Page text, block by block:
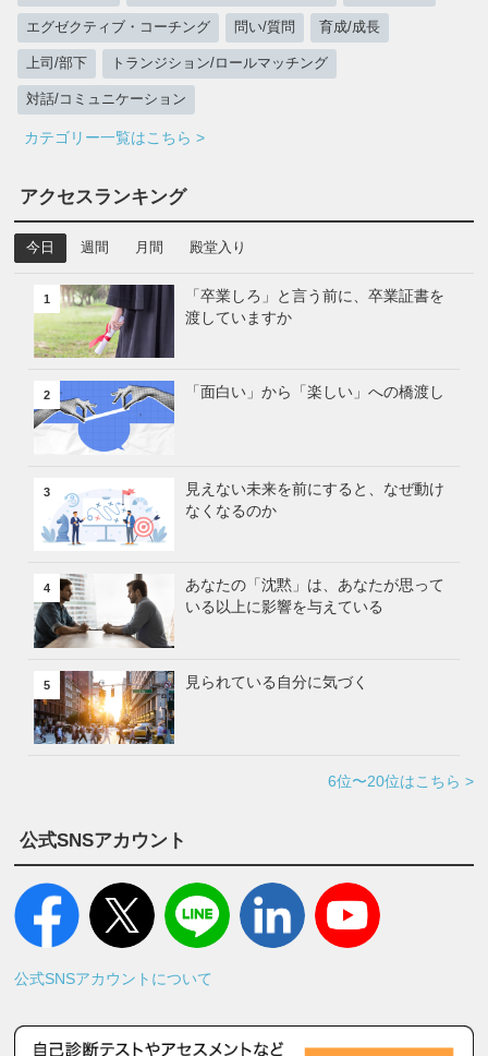
エグゼクティブ・コーチング 問い/質問 育成/成長
上司/部下 トランジション/ロールマッチング
対話/コミュニケーション
カテゴリー一覧はこちら >
アクセスランキング
今日 週間 月間 殿堂入り
1
「卒業しろ」と言う前に、卒業証書を
渡していますか
2 「面白い」から「楽しい」への橋渡し
3
見えない未来を前にすると、なぜ動け
なくなるのか
4
あなたの「沈黙」は、あなたが思って
いる以上に影響を与えている
5 見られている自分に気づく
6位〜20位はこちら >
公式SNSアカウント
公式SNSアカウントについて